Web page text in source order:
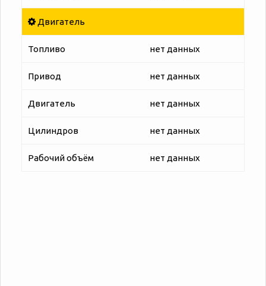
Двигатель
Топливо нет данных
Привод нет данных
Двигатель нет данных
Цилиндров нет данных
Рабочий объём нет данных